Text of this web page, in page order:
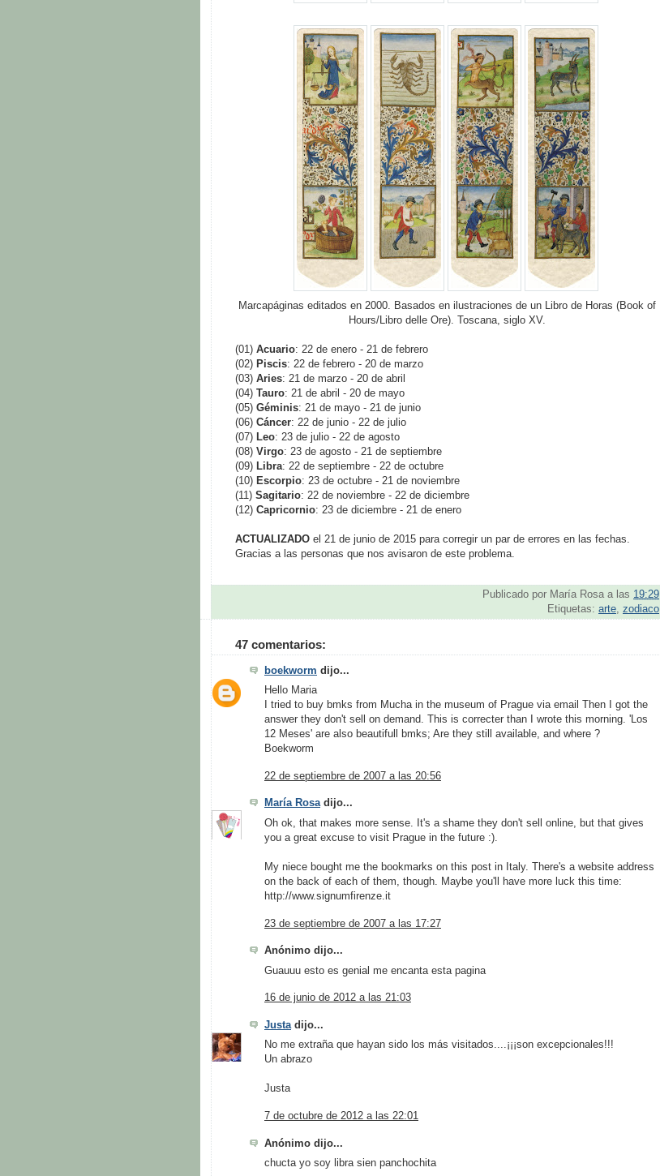
Marcapáginas editados en 2000. Basados en ilustraciones de un Libro de Horas (Book of
Hours/Libro delle Ore). Toscana, siglo XV.
(01) Acuario: 22 de enero - 21 de febrero
(02) Piscis: 22 de febrero - 20 de marzo
(03) Aries: 21 de marzo - 20 de abril
(04) Tauro: 21 de abril - 20 de mayo
(05) Géminis: 21 de mayo - 21 de junio
(06) Cáncer: 22 de junio - 22 de julio
(07) Leo: 23 de julio - 22 de agosto
(08) Virgo: 23 de agosto - 21 de septiembre
(09) Libra: 22 de septiembre - 22 de octubre
(10) Escorpio: 23 de octubre - 21 de noviembre
(11) Sagitario: 22 de noviembre - 22 de diciembre
(12) Capricornio: 23 de diciembre - 21 de enero
ACTUALIZADO el 21 de junio de 2015 para corregir un par de errores en las fechas.
Gracias a las personas que nos avisaron de este problema.
Publicado por María Rosa a las 19:29
Etiquetas: arte zodiaco
47 comentarios:
boekworm dijo...
Hello Maria
I tried to buy bmks from Mucha in the museum of Prague via email Then I got the
answer they don't sell on demand. This is correcter than I wrote this morning. 'Los
12 Meses' are also beautifull bmks; Are they still available, and where ?
Boekworm
22 de septiembre de 2007 a las 20:56
María Rosadijo...
Oh ok, that makes more sense. It's a shame they don't sell online, but that gives
you a great excuse to visit Prague in the future :).
My niece bought me the bookmarks on this post in Italy. There's a website address
on the back of each of them, though. Maybe you'll have more luck this time:
http://www.signumfirenze.it
23 de septiembre de 2007 a las 17:27
Anónimo dijo...
Guauuu esto es genial me encanta esta pagina
16 de junio de 2012 a las 21:03
Justadijo...
No me extraña que hayan sido los más visitados....¡¡¡son excepcionales!!!
Un abrazo
Justa
7 de octubre de 2012 a las 22:01
Anónimo dijo...
chucta yo soy libra sien panchochita